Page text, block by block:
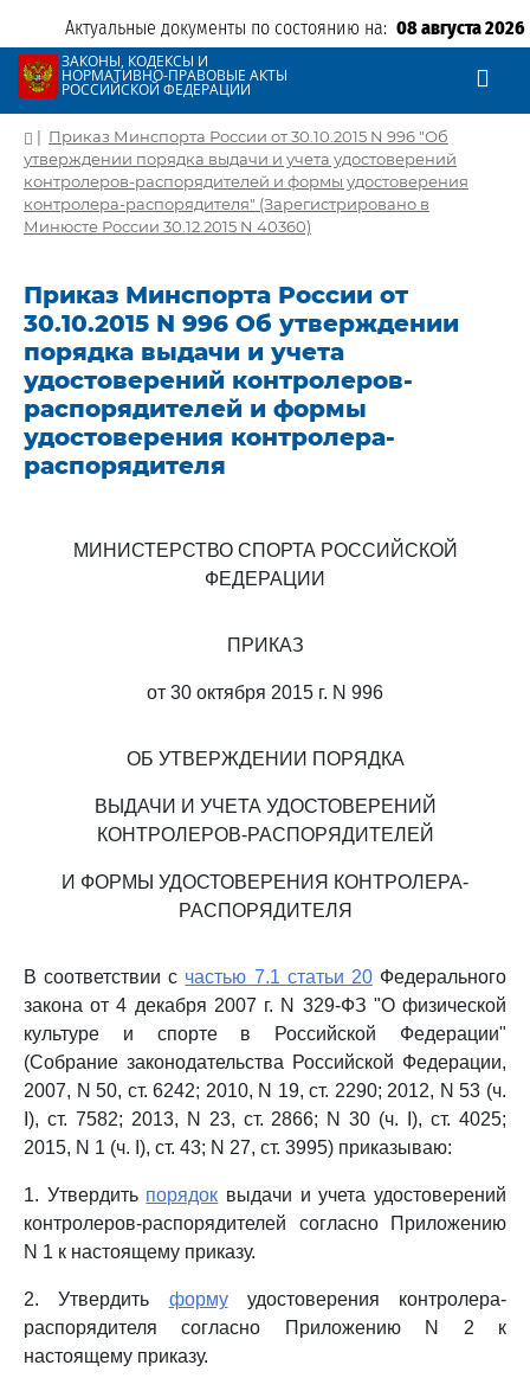
Актуальные документы по состоянию на: 08 августа 2026
ЗАКОНЫ, КОДЕКСЫ И
НОРМАТИВНО-ПРАВОВЫЕ АКТЫ
РОССИЙСКОЙ ФЕДЕРАЦИИ
| Приказ Минспорта России от 30.10.2015 N 996 "Об
утверждении порядка выдачи и учета удостоверений
контролеров-распорядителей и формы удостоверения
контролера-распорядителя" (Зарегистрировано в
Минюсте России 30.12.2015 N 40360)
Приказ Минспорта России от
30.10.2015 N 996 Об утверждении
порядка выдачи и учета
удостоверений контролеров-
распорядителей и формы
удостоверения контролера-
распорядителя
МИНИСТЕРСТВО СПОРТА РОССИЙСКОЙ
ФЕДЕРАЦИИ
ПРИКАЗ
от 30 октября 2015 г. N 996
ОБ УТВЕРЖДЕНИИ ПОРЯДКА
ВЫДАЧИ И УЧЕТА УДОСТОВЕРЕНИЙ
КОНТРОЛЕРОВ-РАСПОРЯДИТЕЛЕЙ
И ФОРМЫ УДОСТОВЕРЕНИЯ КОНТРОЛЕРА-
РАСПОРЯДИТЕЛЯ
В соответствии с частью 7.1 статьи 20Федерального
закона от 4 декабря 2007 г. N 329-ФЗ "О физической
культуре и спорте в Российской Федерации"
(Собрание законодательства Российской Федерации,
2007, N 50, ст. 6242; 2010, N 19, ст. 2290; 2012, N 53 (ч.
I), ст. 7582; 2013, N 23, ст. 2866; N 30 (ч. I), ст. 4025;
2015, N 1 (ч. I), ст. 43; N 27, ст. 3995) приказываю:
1. Утвердить порядок выдачи и учета удостоверений
контролеров-распорядителей согласно Приложению
N 1 к настоящему приказу.
2. Утвердить формуудостоверения контролера-
распорядителя согласно Приложению N 2 к
настоящему приказу.